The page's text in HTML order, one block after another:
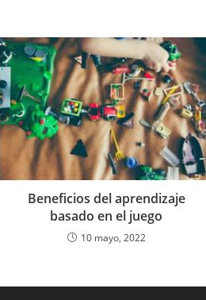
Beneficios del aprendizaje
basado en el juego
10 mayo, 2022